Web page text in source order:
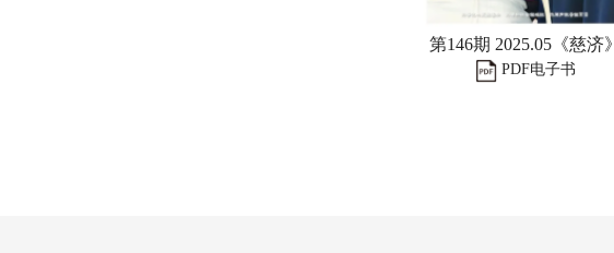
第146期 2025.05《慈济》
PDF电子书